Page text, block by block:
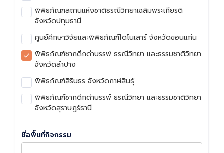
พิพิธภัณฑสถานแห่งชาติธรณีวิทยาเฉลิมพระเกียรติ
จังหวัดปทุมธานี
ศูนย์ศึกษาวิจัยและพิพิธภัณฑ์ไดโนเสาร์ จังหวัดขอนแก่น
พิพิธภัณฑ์ซากดึกดำบรรพ์ ธรณีวิทยา และธรรมชาติวิทยา
จังหวัดลำปาง
พิพิธภัณฑ์สิรินธร จังหวัดกาฬสินธุ์
พิพิธภัณฑ์ซากดึกดำบรรพ์ ธรณีวิทยา และธรรมชาติวิทยา
จังหวัดสุราษฎร์ธานี
ชื่อพื้นที่กิจกรรม